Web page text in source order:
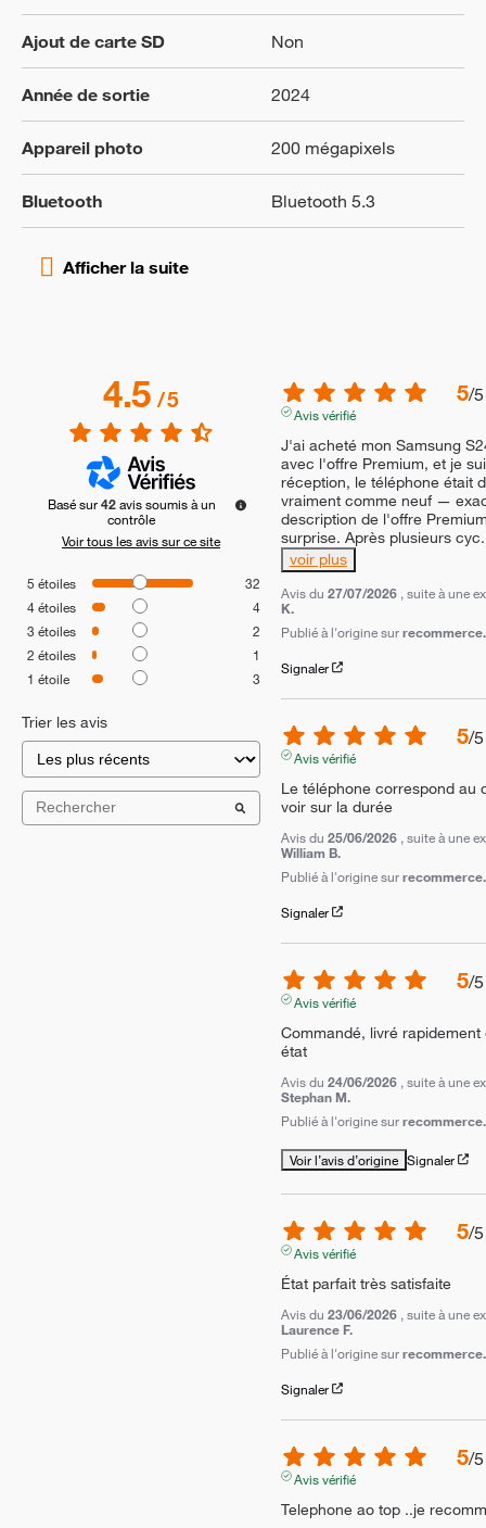
Ajout de carte SD Non
Année de sortie 2024
Appareil photo 200 mégapixels
Bluetooth Bluetooth 5.3
4.5/5
Basé sur42 avis soumis à un
contrôle
Voir tous les avis sur ce site
5 étoiles
32
4étoiles
4
3 étoiles
2
2 étoiles
1
1 étoile 3
Trier les avis
5/5
Avis vérifié
J'ai acheté mon Samsung
avec l'offre Premium, et je
réception, le téléphone était
vraiment comme neuf —
description de l'offre
surprise. Après plusieurs cyc
voir plus
Avis du 27/07/2026 , suite à une
K.
Publié à l'origine sur
Signaler
5/5
Avis vérifié
Le téléphone correspond au
voir sur la durée
Avis du 25/06/2026 , suite à une
William B.
Publié à l'origine sur
Signaler
5/5
Avis vérifié
Commandé, livré
état
Avis du 24/06/2026 , suite à une
Stephan M.
Publié à l'origine sur
Voir l’avis d’origine Signaler
5/5
Avis vérifié
État parfait très satisfaite
Avis du 23/06/2026 , suite à une
Laurence F.
Publié à l'origine sur
Signaler
5/5
Avis vérifié
Telephone ao top ..je